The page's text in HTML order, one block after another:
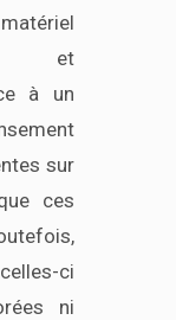
et
à un
sur
ces
ci
ni